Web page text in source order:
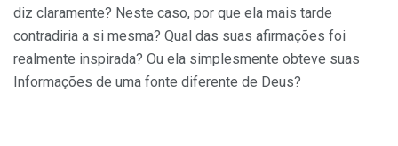
diz claramente? Neste caso, por que ela mais tarde
contradiria a si mesma? Qual das suas afirmações foi
realmente inspirada? Ou ela simplesmente obteve suas
Informações de uma fonte diferente de Deus?